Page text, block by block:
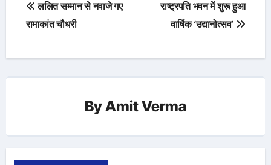
navigation
ललित सम्मान से नवाजे गए
रामाकांत चौधरी
राष्‍ट्रपति भवन में शुरू हुआ
वार्षिक ‘उद्यानोत्‍सव’
ByAmit Verma